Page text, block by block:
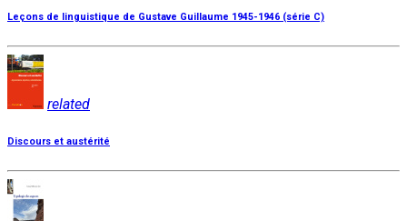
Leçons de linguistique de Gustave Guillaume 1945-1946 (série C)
related
Discours et austérité